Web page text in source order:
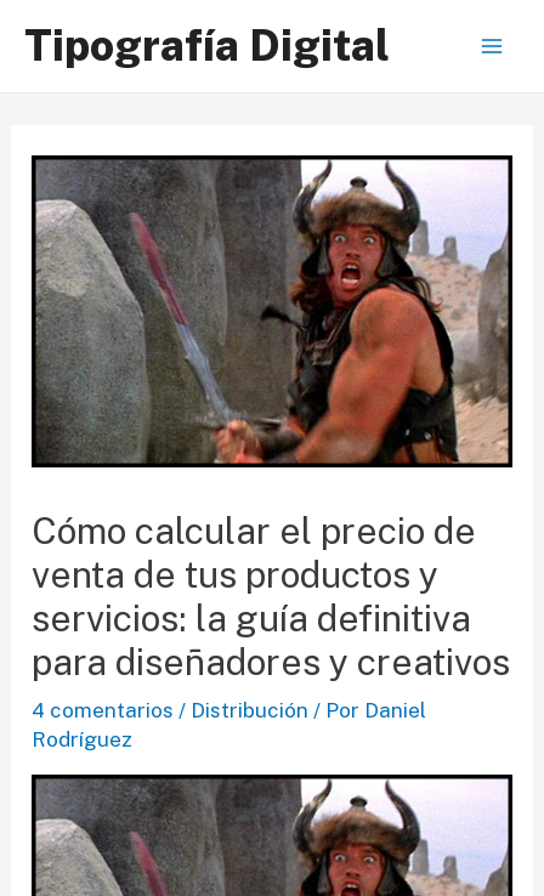
Tipografía Digital
Cómo calcular el precio de
venta de tus productos y
servicios: la guía definitiva
para diseñadores y creativos
4 comentarios / Distribución / Por Daniel
Rodríguez